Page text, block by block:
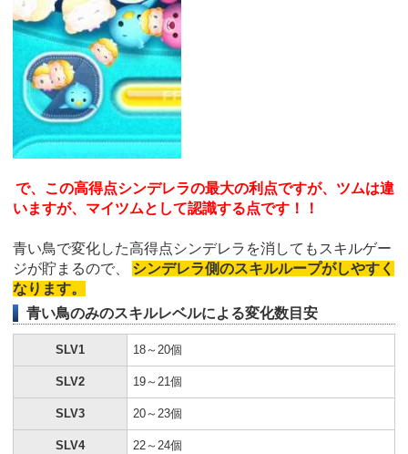
で、この高得点シンデレラの最大の利点ですが、ツムは違
いますが、マイツムとして認識する点です！！
青い鳥で変化した高得点シンデレラを消してもスキルゲー
ジが貯まるので、
シンデレラ側のスキルループがしやすく
なります。
青い鳥のみのスキルレベルによる変化数目安
SLV1 18～20個
SLV2 19～21個
SLV3 20～23個
SLV4 22～24個